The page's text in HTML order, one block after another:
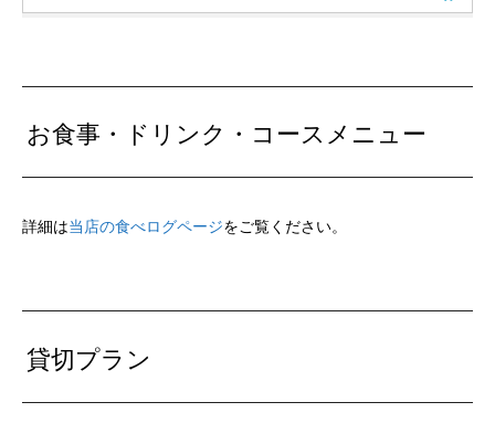
お食事・ドリンク・コースメニュー
詳細は当店の食べログページをご覧ください。
貸切プラン